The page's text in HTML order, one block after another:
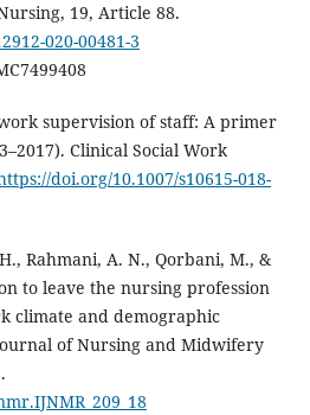
19, Article 88.
020-00481-3
supervision of staff: A primer
Clinical Social Work
doi.org/10.1007/s10615-018-
Rahmani, A. N., Qorbani, M., &
to leave the nursing profession
climate and demographic
of Nursing and Midwifery